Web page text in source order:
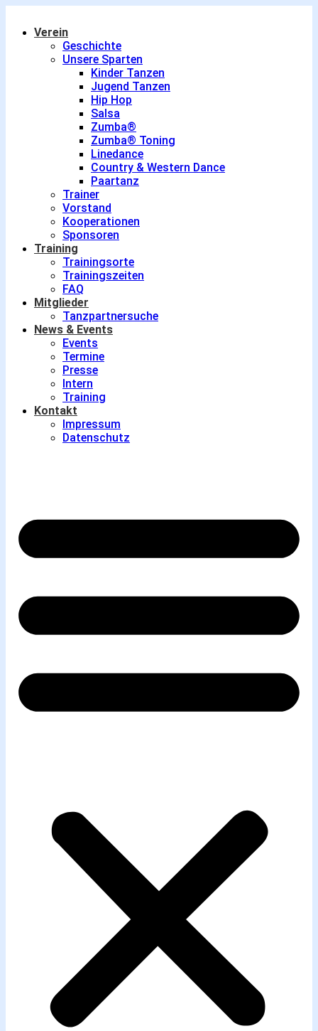
Verein
Geschichte
Unsere Sparten
Kinder Tanzen
Jugend Tanzen
Hip Hop
Salsa
Zumba®
Zumba® Toning
Linedance
Country & Western Dance
Paartanz
Trainer
Vorstand
Kooperationen
Sponsoren
Training
Trainingsorte
Trainingszeiten
FAQ
Mitglieder
Tanzpartnersuche
News & Events
Events
Termine
Presse
Intern
Training
Kontakt
Impressum
Datenschutz